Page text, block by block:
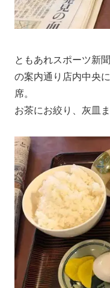
ともあれスポーツ新
の案内通り店内中央
席。
お茶にお絞り、灰皿